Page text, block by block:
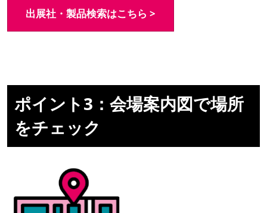
出展社・製品検索はこちら >
ポイント3：会場案内図で場所
をチェック